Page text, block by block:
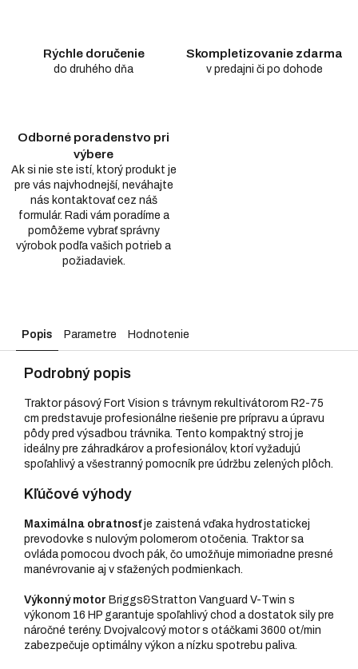
Rýchle doručenie
do druhého dňa
Skompletizovanie zdarma
v predajni či po dohode
Odborné poradenstvo pri
výbere
Ak si nie ste istí, ktorý produkt je
pre vás najvhodnejší, neváhajte
nás kontaktovať cez náš
formulár. Radi vám poradíme a
pomôžeme vybrať správny
výrobok podľa vašich potrieb a
požiadaviek.
Popis Parametre Hodnotenie
Podrobný popis
Traktor pásový Fort Vision s trávnym rekultivátorom R2-75
cm predstavuje profesionálne riešenie pre prípravu a úpravu
pôdy pred výsadbou trávnika. Tento kompaktný stroj je
ideálny pre záhradkárov a profesionálov, ktorí vyžadujú
spoľahlivý a všestranný pomocník pre údržbu zelených plôch.
Kľúčové výhody
Maximálna obratnosťje zaistená vďaka hydrostatickej
prevodovke s nulovým polomerom otočenia. Traktor sa
ovláda pomocou dvoch pák, čo umožňuje mimoriadne presné
manévrovanie aj v sťažených podmienkach.
Výkonný motor Briggs&Stratton Vanguard V-Twin s
výkonom 16 HP garantuje spoľahlivý chod a dostatok sily pre
náročné terény. Dvojvalcový motor s otáčkami 3600 ot/min
zabezpečuje optimálny výkon a nízku spotrebu paliva.